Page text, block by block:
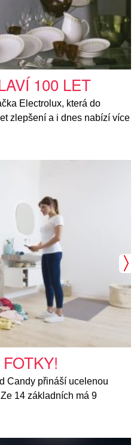
100 LET
Electrolux, která do
zlepšení a i dnes nabízí více
Candy přináší ucelenou
14 základních má 9